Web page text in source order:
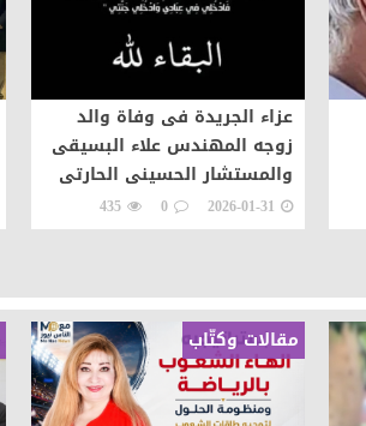
عزاء الجريدة فى وفاة والد
زوجه المهندس علاء البسيقى
والمستشار الحسينى الحارتى
2026-01-31
0
435
مقالات وكتّاب